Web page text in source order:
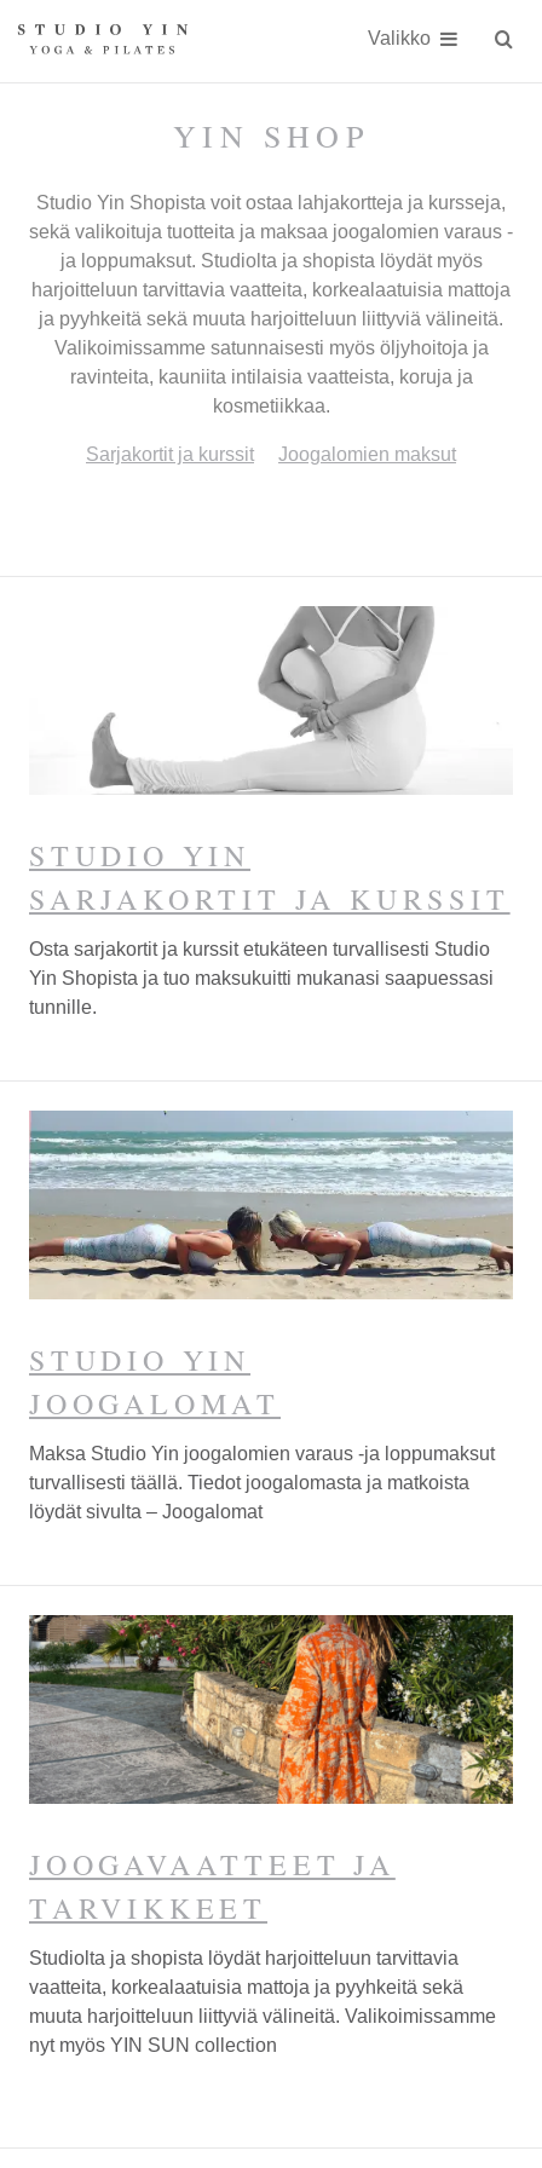
sisällöön
Studio
Studio
Yin
kokonaisvaltaiseen
kehonhuoltoon
erikoistunut
jooga-
Pilates-
Kauniaisissa
Valikko
Hae
YIN SHOP
Studio Yin Shopista voit ostaa lahjakortteja ja kursseja,
sekä valikoituja tuotteita ja maksaa joogalomien varaus -
ja loppumaksut. Studiolta ja shopista löydät myös
harjoitteluun tarvittavia vaatteita, korkealaatuisia mattoja
ja pyyhkeitä sekä muuta harjoitteluun liittyviä välineitä.
Valikoimissamme satunnaisesti myös öljyhoitoja ja
ravinteita, kauniita intilaisia vaatteista, koruja ja
kosmetiikkaa.
Sarjakortit ja kurssit Joogalomien maksut
STUDIO YIN
SARJAKORTIT JA KURSSIT
Osta sarjakortit ja kurssit etukäteen turvallisesti Studio
Yin Shopista ja tuo maksukuitti mukanasi saapuessasi
tunnille.
STUDIO YIN
JOOGALOMAT
Maksa Studio Yin joogalomien varaus -ja loppumaksut
turvallisesti täällä. Tiedot joogalomasta ja matkoista
löydät sivulta – Joogalomat
JOOGAVAATTEET JA
TARVIKKEET
Studiolta ja shopista löydät harjoitteluun tarvittavia
vaatteita, korkealaatuisia mattoja ja pyyhkeitä sekä
muuta harjoitteluun liittyviä välineitä. Valikoimissamme
nyt myös YIN SUN collection